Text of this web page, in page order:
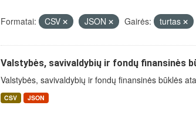
Formatai: CSV JSON Gairės: turtas
Valstybės, savivaldybių ir fondų finansinės
Valstybės, savivaldybių ir fondų finansinės būklės
CSV JSON